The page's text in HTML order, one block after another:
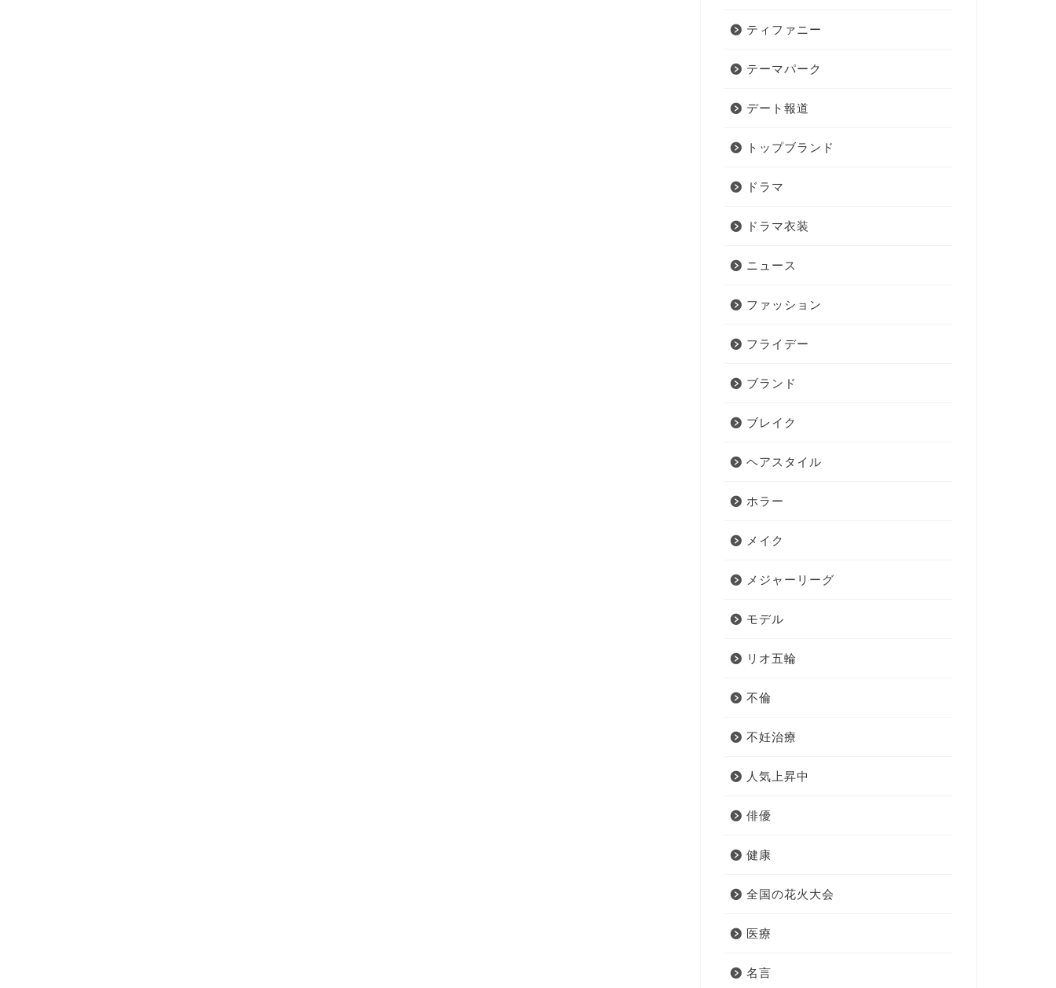
ティファニー
テーマパーク
デート報道
トップブランド
ドラマ
ドラマ衣装
ニュース
ファッション
フライデー
ブランド
ブレイク
ヘアスタイル
ホラー
メイク
メジャーリーグ
モデル
リオ五輪
不倫
不妊治療
人気上昇中
俳優
健康
全国の花火大会
医療
名言